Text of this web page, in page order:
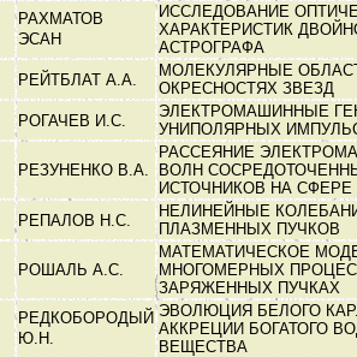
РАХМАТОВ
ЭСАН
ИССЛЕДОВАНИЕ
ХАРАКТЕРИСТИК
АСТРОГРАФА
РЕЙТБЛАТ А.А.
МОЛЕКУЛЯРНЫЕ
ОКРЕСНОСТЯХ ЗВЕЗД
РОГАЧЕВ И.С.
ЭЛЕКТРОМАШИННЫЕ
УНИПОЛЯРНЫХ
РЕЗУНЕНКО В.А.
РАССЕЯНИЕ
ВОЛН
ИСТОЧНИКОВ НА СФЕРЕ
РЕПАЛОВ Н.С.
НЕЛИНЕЙНЫЕ
ПЛАЗМЕННЫХ ПУЧКОВ
РОШАЛЬ А.С.
МАТЕМАТИЧЕСКОЕ
МНОГОМЕРНЫХ
ЗАРЯЖЕННЫХ ПУЧКАХ
РЕДКОБОРОДЫЙ
Ю.Н.
ЭВОЛЮЦИЯ БЕЛОГО
АККРЕЦИИ БОГАТОГО
ВЕЩЕСТВА